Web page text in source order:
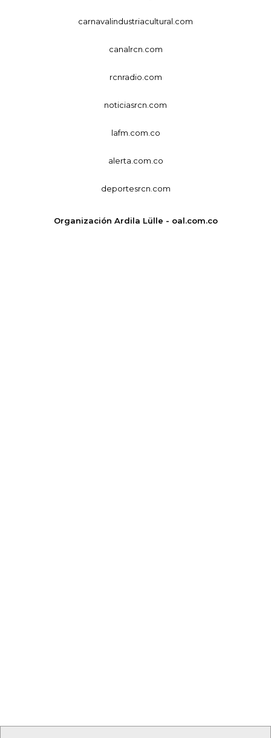
carnavalindustriacultural.com
canalrcn.com
rcnradio.com
noticiasrcn.com
lafm.com.co
alerta.com.co
deportesrcn.com
Organización Ardila Lülle - oal.com.co